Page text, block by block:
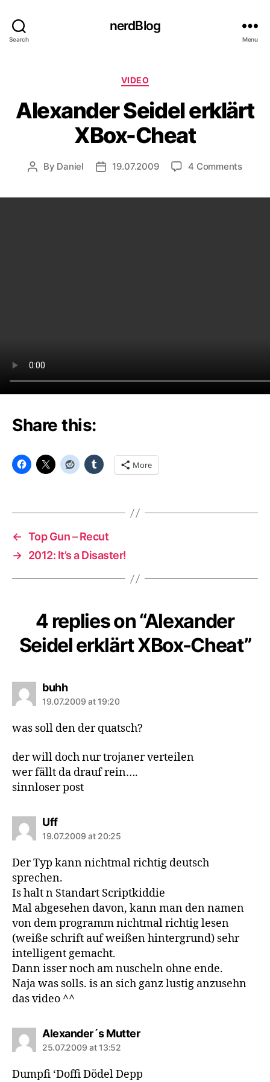
Search
nerdBlog
Menu
Categories
VIDEO
Alexander Seidel erklärt
XBox-Cheat
Post
By Daniel
Post19.07.2009 4 Commentson
Share this:
More
← Top Gun – Recut
→ 2012: It’s a Disaster!
4 replies on “Alexander
Seidel erklärt XBox-Cheat”
buhhsays:
19.07.2009 at 19:20
was soll den der quatsch?
der will doch nur trojaner verteilen
wer fällt da drauf rein….
sinnloser post
Uffsays:
19.07.2009 at 20:25
Der Typ kann nichtmal richtig deutsch
sprechen.
Is halt n Standart Scriptkiddie
Mal abgesehen davon, kann man den namen
von dem programm nichtmal richtig lesen
(weiße schrift auf weißen hintergrund) sehr
intelligent gemacht.
Dann isser noch am nuscheln ohne ende.
Naja was solls. is an sich ganz lustig anzusehn
das video ^^
Alexander´s Muttersays:
25.07.2009 at 13:52
Dumpfi ‘Doffi Dödel Depp